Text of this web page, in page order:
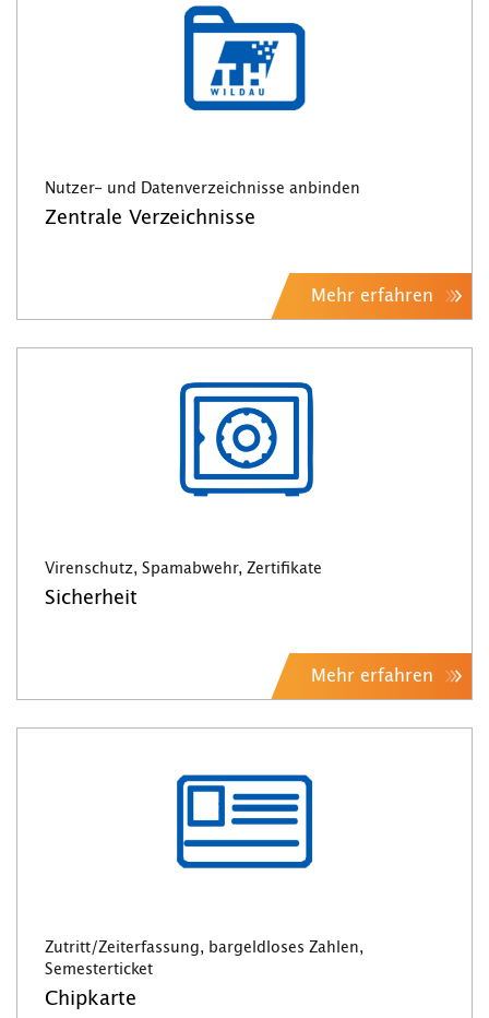
Nutzer- und Datenverzeichnisse anbinden
Zentrale Verzeichnisse
Mehr erfahren
Virenschutz, Spamabwehr, Zertifikate
Sicherheit
Mehr erfahren
Zutritt/Zeiterfassung, bargeldloses Zahlen,
Semesterticket
Chipkarte